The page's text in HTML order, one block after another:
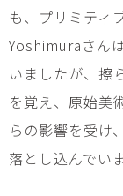
も、プリミティ
Yoshimuraさん
いましたが、擦
を覚え、原始美
らの影響を受け
落とし込んでいま